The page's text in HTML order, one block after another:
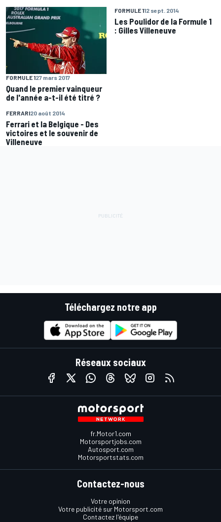
FORMULE 127 mars 2017
Quand le premier vainqueur
de l'année a-t-il été titré ?
FORMULE 112 sept. 2014
Les Poulidor de la Formule 1
: Gilles Villeneuve
FERRARI20 août 2014
Ferrari et la Belgique - Des
victoires et le souvenir de
Villeneuve
Téléchargez notre app
Réseaux sociaux
fr.Motor1.com
Motorsportjobs.com
Autosport.com
Motorsportstats.com
Contactez-nous
Votre opinion
Votre publicité sur Motorsport.com
Contactez l'équipe